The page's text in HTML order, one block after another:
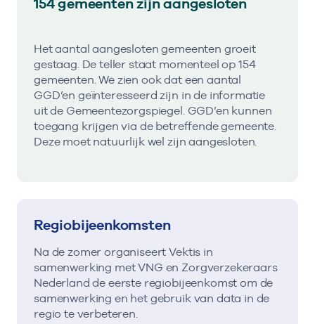
Het aantal aangesloten gemeenten groeit
gestaag. De teller staat momenteel op 154
gemeenten. We zien ook dat een aantal
GGD’en geïnteresseerd zijn in de informatie
uit de Gemeentezorgspiegel. GGD’en kunnen
toegang krijgen via de betreffende gemeente.
Deze moet natuurlijk wel zijn aangesloten.
Regiobijeenkomsten
Na de zomer organiseert Vektis in
samenwerking met VNG en Zorgverzekeraars
Nederland de eerste regiobijeenkomst om de
samenwerking en het gebruik van data in de
regio te verbeteren.